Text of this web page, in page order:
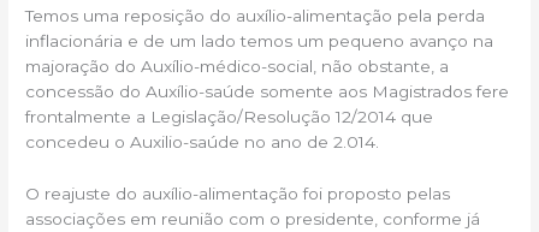
Temos uma reposição do auxílio-alimentação pela perda
inflacionária e de um lado temos um pequeno avanço na
majoração do Auxílio-médico-social, não obstante, a
concessão do Auxílio-saúde somente aos Magistrados fere
frontalmente a Legislação/Resolução 12/2014 que
concedeu o Auxilio-saúde no ano de 2.014.
O reajuste do auxílio-alimentação foi proposto pelas
associações em reunião com o presidente, conforme já